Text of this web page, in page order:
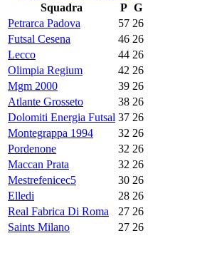
Squadra
P G
Petrarca Padova
57 26
Futsal Cesena
46 26
Lecco
44 26
Olimpia Regium
42 26
Mgm 2000
39 26
Atlante Grosseto
38 26
Dolomiti Energia Futsal 37 26
Montegrappa 1994
32 26
Pordenone
32 26
Maccan Prata
32 26
Mestrefenicec5
30 26
Elledi
28 26
Real Fabrica Di Roma
27 26
Saints Milano
27 26